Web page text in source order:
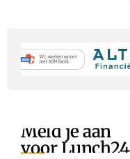
Meld je aan
voor Lunch24